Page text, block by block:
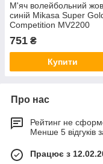
М'яч волейбольний
синій Mikasa Super
Competition MV2200
751 ₴
Купити
Про нас
Рейтинг не
Менше 5 відгуків
Працює з